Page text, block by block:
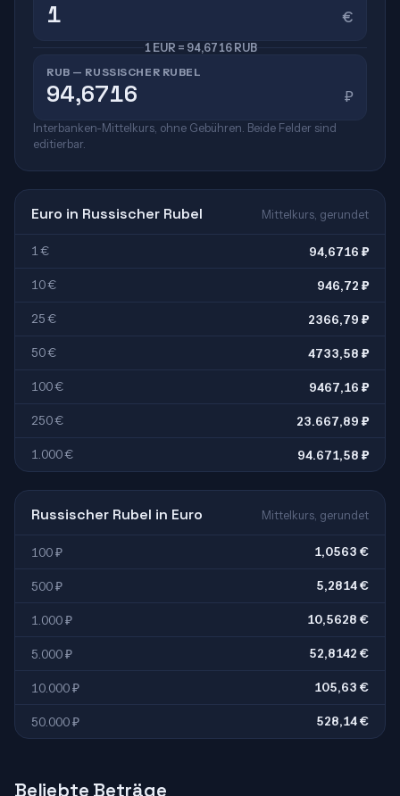
€
1 EUR = 94,6716 RUB
RUB — RUSSISCHER RUBEL
₽
Interbanken-Mittelkurs, ohne Gebühren. Beide Felder sind
editierbar.
Euro in Russischer Rubel Mittelkurs, gerundet
1 € 94,6716 ₽
10 € 946,72 ₽
25 € 2366,79 ₽
50 € 4733,58 ₽
100 € 9467,16 ₽
250 € 23.667,89 ₽
1.000 € 94.671,58 ₽
Russischer Rubel in Euro Mittelkurs, gerundet
100 ₽ 1,0563 €
500 ₽ 5,2814 €
1.000 ₽ 10,5628 €
5.000 ₽ 52,8142 €
10.000 ₽ 105,63 €
50.000 ₽ 528,14 €
Beliebte Beträge